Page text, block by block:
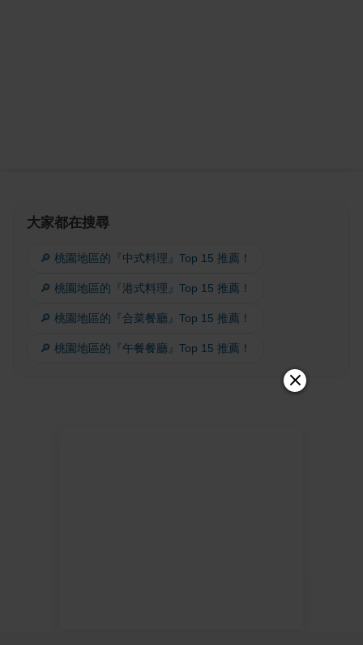
大家都在搜尋
🔎 桃園地區的『中式料理』Top 15 推薦！
🔎 桃園地區的『港式料理』Top 15 推薦！
🔎 桃園地區的『合菜餐廳』Top 15 推薦！
🔎 桃園地區的『午餐餐廳』Top 15 推薦！